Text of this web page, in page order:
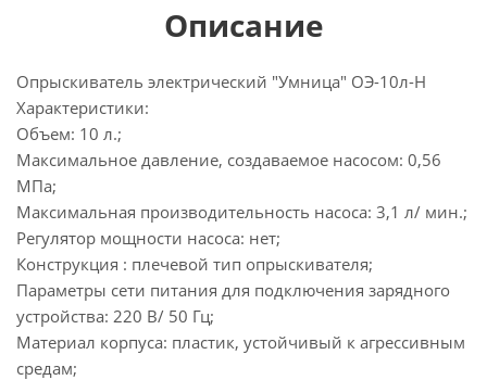
Описание
Опрыскиватель электрический "Умница" ОЭ-10л-Н
Характеристики:
Объем: 10 л.;
Максимальное давление, создаваемое насосом: 0,56
МПа;
Максимальная производительность насоса: 3,1 л/ мин.;
Регулятор мощности насоса: нет;
Конструкция : плечевой тип опрыскивателя;
Параметры сети питания для подключения зарядного
устройства: 220 В/ 50 Гц;
Материал корпуса: пластик, устойчивый к агрессивным
средам;